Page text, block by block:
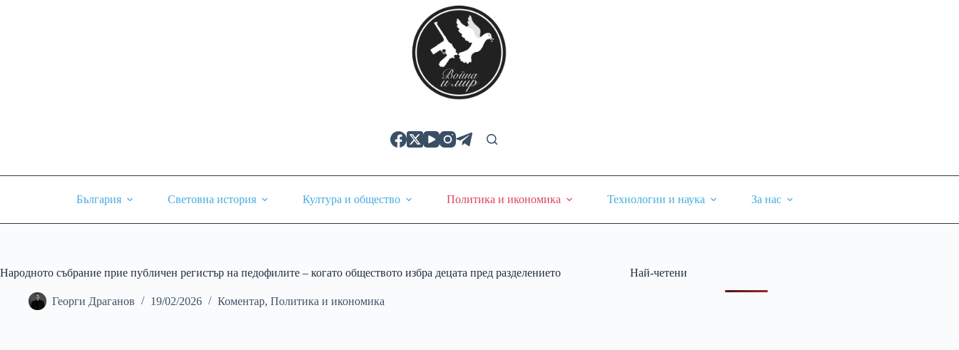
България Световна история Култура и общество Политика и икономика Технологии и наука За нас
Народното събрание прие публичен регистър на педофилите – когато обществото избра децата пред разделението
Георги Драганов 19/02/2026 Коментар, Политика и икономика
Най-четени